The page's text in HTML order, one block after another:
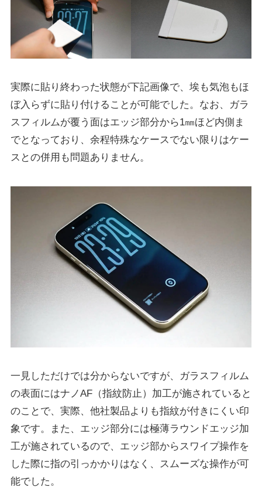
実際に貼り終わった状態が下記画像で、埃も気泡もほ
ぼ入らずに貼り付けることが可能でした。なお、ガラ
スフィルムが覆う面はエッジ部分から1㎜ほど内側ま
でとなっており、余程特殊なケースでない限りはケー
スとの併用も問題ありません。
一見しただけでは分からないですが、ガラスフィルム
の表面にはナノAF（指紋防止）加工が施されていると
のことで、実際、他社製品よりも指紋が付きにくい印
象です。また、エッジ部分には極薄ラウンドエッジ加
工が施されているので、エッジ部からスワイプ操作を
した際に指の引っかかりはなく、スムーズな操作が可
能でした。